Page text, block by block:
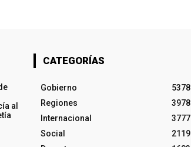
al
CATEGORÍAS
Gobierno
5378
Regiones
3978
Internacional
3777
Social
2119